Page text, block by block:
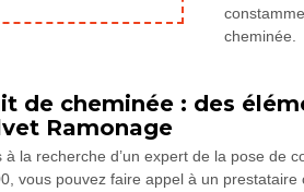
cheminée.
de cheminée : des
Ramonage
la recherche d’un expert de la pose de
vous pouvez faire appel à un